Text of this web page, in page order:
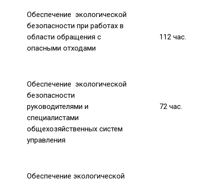
Обеспечение экологической
безопасности при работах в
области обращения с
опасными отходами
112час.
Обеспечение экологической
безопасности
руководителями и
специалистами
общехозяйственных систем
управления
72час.
Обеспечение экологической